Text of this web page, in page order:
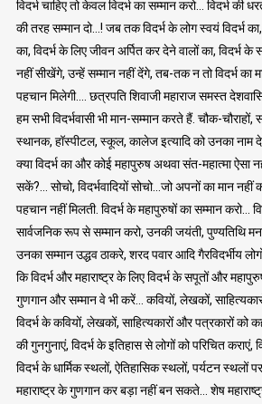
विदर्भ चाहिए तो केवल विदर्भ का सम्मान करो… विदर्भ की
की तरह सम्मान दो…! जब तक विदर्भ के लोग स्वयं विदर्भ
का, विदर्भ के लिए जीवन अर्पित कर देने वालों का, विदर्भ
नहीं सीखेंगे, उन्हें सम्मान नहीं देंगे, तब-तक न तो विदर्भ
पहचान मिलेगी…. छत्रपति शिवाजी महाराज समस्त
हम सभी विदर्भवासी भी मान-सम्मान करते हैं. चौक-
स्थानक, हॉस्पीटल, स्कूल, कालेज इत्यादि को उनका नाम
क्या विदर्भ का और कोई महापुरुष अथवा संत-महात्मा ऐसा
सकें?… सोचो, विदर्भवादियों सोचो…जो अपनों का मान नहीं
पहचान नहीं मिलती. विदर्भ के महापुरुषों का सम्मान करो…
सार्वजनिक रूप से सम्मान करो, उनकी जयंती, पुण्यतिथि
उनका सम्मान उद्धव ठाकरे, शरद पवार आदि गैरविदर्भीय
कि विदर्भ और महाराष्ट्र के लिए विदर्भ के सपूतों और
गुणगान और सम्मान वे भी करें… कवियों, लेखकों,
विदर्भ के कवियों, लेखकों, साहित्यकारों और पत्रकारों को
की गुनगुनाएं, विदर्भ के इतिहास से लोगों को परिचित कराएं,
विदर्भ के धार्मिक स्थलों, ऐतिहासिक स्थलों, पर्यटन
महाराष्ट्र के गुणगान कर बड़ा नहीं बन सकते… शेष